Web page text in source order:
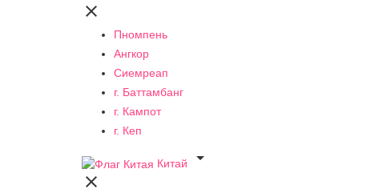

Пномпень
Ангкор
Сиемреап
г. Баттамбанг
г. Кампот
г. Кеп
Китай

